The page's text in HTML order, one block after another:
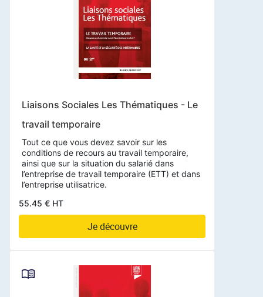
Liaisons Sociales Les Thématiques - Le
travail temporaire
Tout ce que vous devez savoir sur les
conditions de recours au travail temporaire,
ainsi que sur la situation du salarié dans
l’entreprise de travail temporaire (ETT) et dans
l’entreprise utilisatrice.
55.45 € HT
Je découvre